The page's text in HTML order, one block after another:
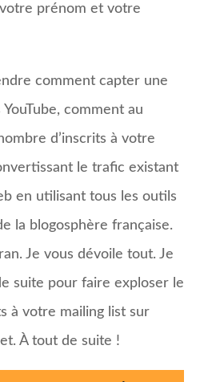
prénom et votre
comment capter une
comment au
d’inscrits à votre
le trafic existant
en utilisant tous les outils
la blogosphère française.
Je vous dévoile tout. Je
suite pour faire exploser le
à votre mailing list sur
À tout de suite !